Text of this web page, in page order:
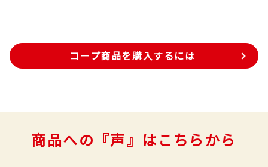
コープ商品を購入するには
商品への『声』はこちらから